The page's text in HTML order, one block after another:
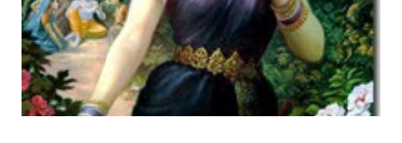
REGULAR: EXEMPTED: Distinction --------------- First
division First division Second Division Second
Division Third Division Third Division Withheld
Withheld ...